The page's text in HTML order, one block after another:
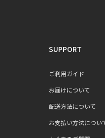
SUPPORT
ご利用ガイド
お届けについて
配送方法について
お支払い方法につい